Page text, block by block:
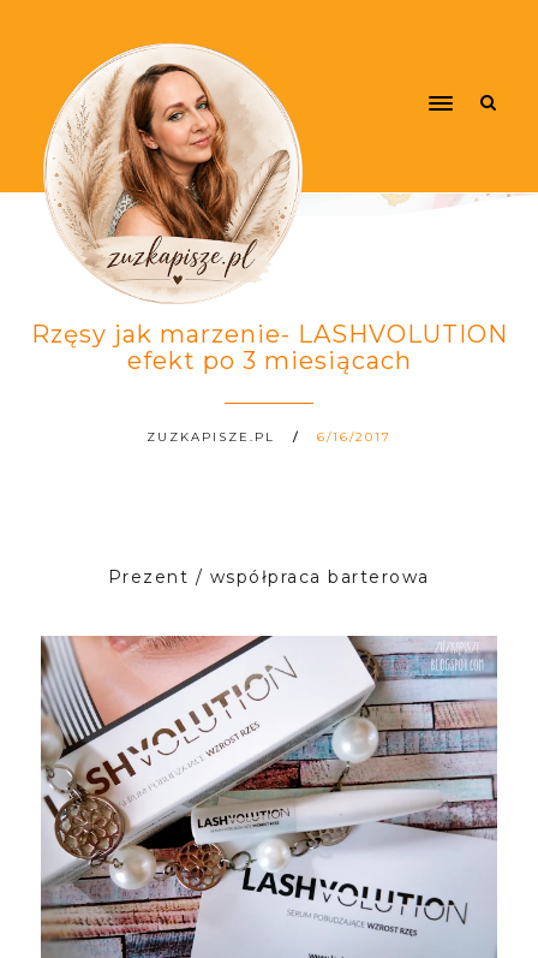
Rzęsy jak marzenie- LASHVOLUTION
efekt po 3 miesiącach
ZUZKAPISZE.PL 6/16/2017
Prezent / współpraca barterowa